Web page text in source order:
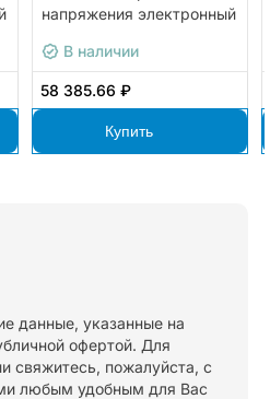
напряжения электронный
TITAN-TF-10000 EKF
В наличии
58 385.66 ₽
Купить
данные, указанные на
офертой. Для
свяжитесь, пожалуйста, с
любым удобным для Вас